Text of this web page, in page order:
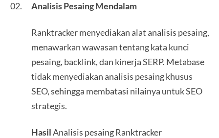
Analisis Pesaing Mendalam
Ranktracker menyediakan alat analisis pesaing,
menawarkan wawasan tentang kata kunci
pesaing, backlink, dan kinerja SERP. Metabase
tidak menyediakan analisis pesaing khusus
SEO, sehingga membatasi nilainya untuk SEO
strategis.
HasilAnalisis pesaing Ranktracker